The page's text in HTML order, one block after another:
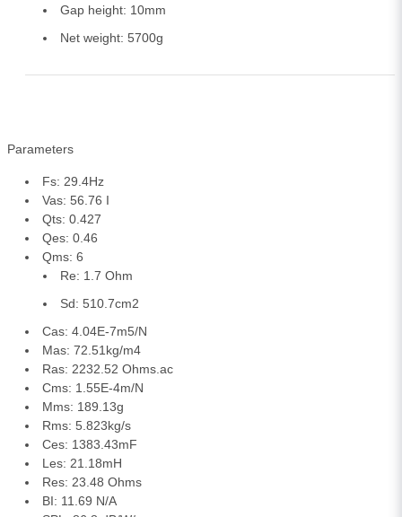
Gap height: 10mm
Net weight: 5700g
Parameters
Fs: 29.4Hz
Vas: 56.76 I
Qts: 0.427
Qes: 0.46
Qms: 6
Re: 1.7 Ohm
Sd: 510.7cm2
Cas: 4.04E-7m5/N
Mas: 72.51kg/m4
Ras: 2232.52 Ohms.ac
Cms: 1.55E-4m/N
Mms: 189.13g
Rms: 5.823kg/s
Ces: 1383.43mF
Les: 21.18mH
Res: 23.48 Ohms
BI: 11.69 N/A